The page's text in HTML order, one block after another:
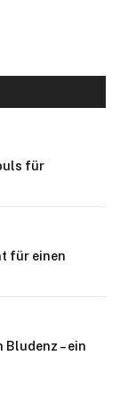
für
für einen
Bludenz – ein